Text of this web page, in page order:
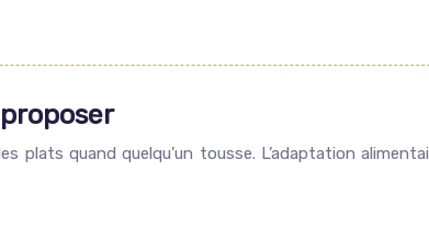
plats quand quelqu’un tousse. L’adaptation